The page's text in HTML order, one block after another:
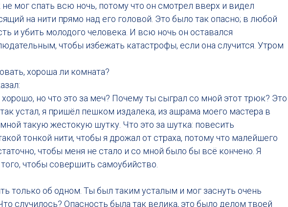
мог спать всю ночь, потому что он смотрел вверх и видел
на нити прямо над его головой. Это было так опасно; в любой
и убить молодого человека. И всю ночь он оставался
чтобы избежать катастрофы, если она случится. Утром
хороша ли комната?
но что это за меч? Почему ты сыграл со мной этот трюк? Это
устал, я пришёл пешком издалека, из ашрама моего мастера в
такую жестокую шутку. Что это за шутка: повесить
тонкой нити, чтобы я дрожал от страха, потому что малейшего
чтобы меня не стало и со мной было бы всё кончено. Я
чтобы совершить самоубийство.
только об одном. Ты был таким усталым и мог заснуть очень
случилось? Опасность была так велика, это было делом твоей